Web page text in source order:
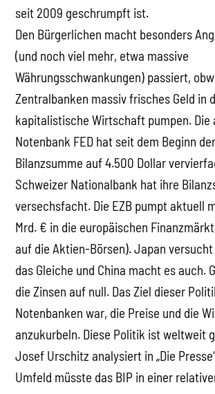
seit 2009 geschrumpft ist.
Den Bürgerlichen macht besonders
(und noch viel mehr, etwa massive
Währungsschwankungen) passiert,
Zentralbanken massiv frisches Geld in
kapitalistische Wirtschaft pumpen. Die
Notenbank FED hat seit dem Beginn
Bilanzsumme auf 4.500 Dollar
Schweizer Nationalbank hat ihre
versechsfacht. Die EZB pumpt aktuell
Mrd. € in die europäischen
auf die Aktien-Börsen). Japan
das Gleiche und China macht es auch.
die Zinsen auf null. Das Ziel dieser
Notenbanken war, die Preise und die
anzukurbeln. Diese Politik ist weltweit
Josef Urschitz analysiert in „Die
Umfeld müsste das BIP in einer